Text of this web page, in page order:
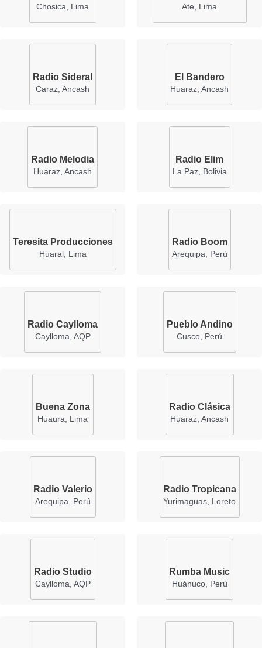
Chosica, Lima Ate, Lima
Radio Sideral
Caraz, Ancash
El Bandero
Huaraz, Ancash
Radio Melodia
Huaraz, Ancash
Radio Elim
La Paz, Bolivia
Teresita Producciones
Huaral, Lima
Radio Boom
Arequipa, Perú
Radio Caylloma
Caylloma, AQP
Pueblo Andino
Cusco, Perú
Buena Zona
Huaura, Lima
Radio Clásica
Huaraz, Ancash
Radio Valerio
Arequipa, Perú
Radio Tropicana
Yurimaguas, Loreto
Radio Studio
Caylloma, AQP
Rumba Music
Huánuco, Perú